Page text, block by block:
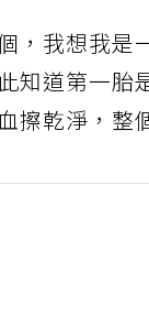
，我想我是
知道第一胎
擦乾淨，整